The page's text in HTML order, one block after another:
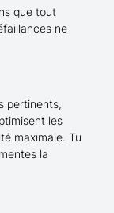
que tout
ne
pertinents,
les
maximale. Tu
la